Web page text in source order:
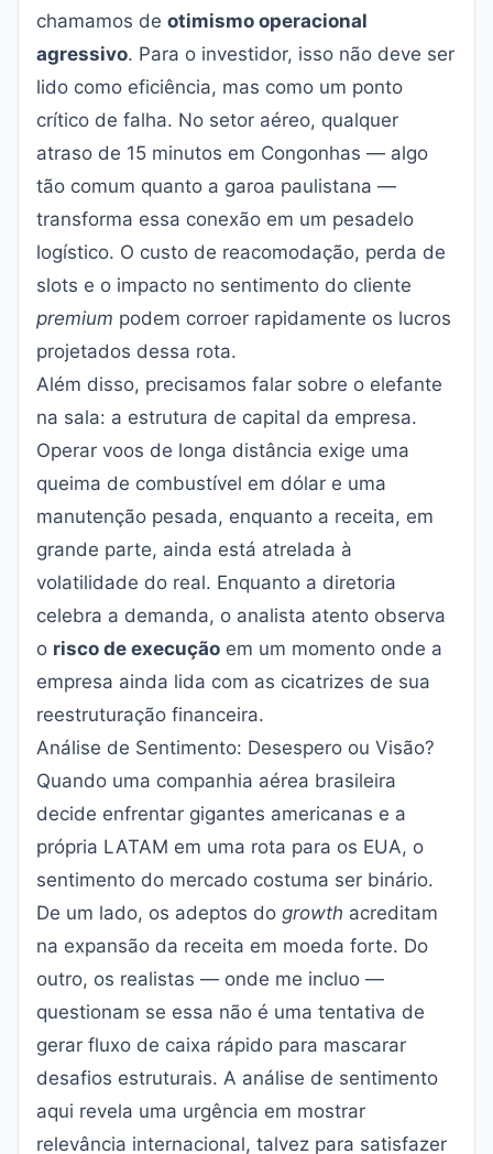
chamamos de otimismo operacional
agressivo. Para o investidor, isso não deve ser
lido como eficiência, mas como um ponto
crítico de falha. No setor aéreo, qualquer
atraso de 15 minutos em Congonhas — algo
tão comum quanto a garoa paulistana —
transforma essa conexão em um pesadelo
logístico. O custo de reacomodação, perda de
slots e o impacto no sentimento do cliente
premium podem corroer rapidamente os lucros
projetados dessa rota.
Além disso, precisamos falar sobre o elefante
na sala: a estrutura de capital da empresa.
Operar voos de longa distância exige uma
queima de combustível em dólar e uma
manutenção pesada, enquanto a receita, em
grande parte, ainda está atrelada à
volatilidade do real. Enquanto a diretoria
celebra a demanda, o analista atento observa
o risco de execução em um momento onde a
empresa ainda lida com as cicatrizes de sua
reestruturação financeira.
Análise de Sentimento: Desespero ou Visão?
Quando uma companhia aérea brasileira
decide enfrentar gigantes americanas e a
própria LATAM em uma rota para os EUA, o
sentimento do mercado costuma ser binário.
De um lado, os adeptos do growth acreditam
na expansão da receita em moeda forte. Do
outro, os realistas — onde me incluo —
questionam se essa não é uma tentativa de
gerar fluxo de caixa rápido para mascarar
desafios estruturais. A análise de sentimento
aqui revela uma urgência em mostrar
relevância internacional, talvez para satisfazer